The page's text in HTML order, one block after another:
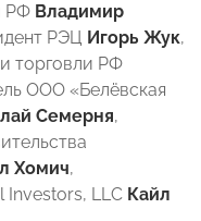
РФ Владимир
РЭЦ Игорь Жук,
торговли РФ
ООО «Белёвская
Семерня,
Хомич,
Investors, LLC Кайл